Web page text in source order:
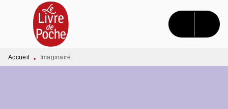
MENU RECHERCHE CONTENU
PIED DE PAGE
Accueil • Imaginaire